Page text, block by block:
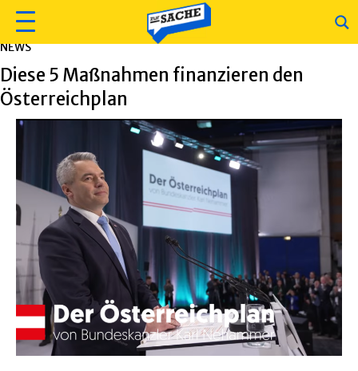
NEWS
Diese 5 Maßnahmen finanzieren den
Österreichplan